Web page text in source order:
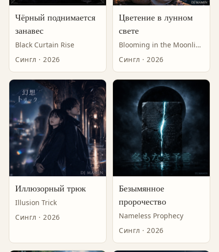
Чёрный поднимается
занавес
Black Curtain Rise
Сингл · 2026
Цветение в лунном
свете
Blooming in the Moonlight
Сингл · 2026
Иллюзорный трюк
Illusion Trick
Сингл · 2026
Безымянное
пророчество
Nameless Prophecy
Сингл · 2026